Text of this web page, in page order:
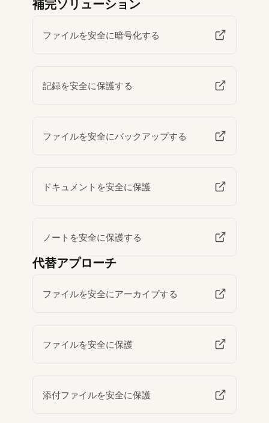
補完ソリューション
ファイルを安全に暗号化する
記録を安全に保護する
ファイルを安全にバックアップする
ドキュメントを安全に保護
ノートを安全に保護する
代替アプローチ
ファイルを安全にアーカイブする
ファイルを安全に保護
添付ファイルを安全に保護